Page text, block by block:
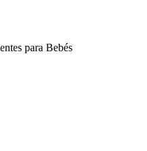
para Bebés